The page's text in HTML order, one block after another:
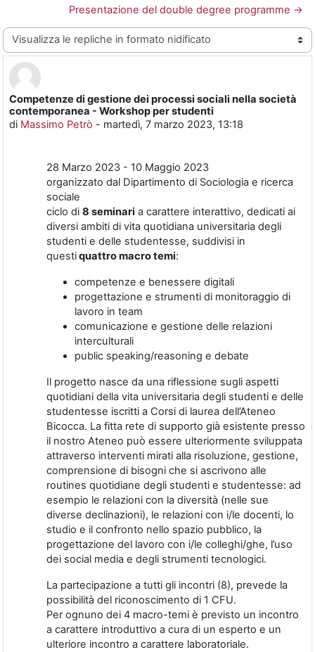
Presentazione del double degree programme →
Modalità visualizzazione
Competenze di gestione dei processi sociali nella società
contemporanea - Workshop per studenti
di Massimo Petrò - martedì, 7 marzo 2023, 13:18
Numero di risposte: 0
28 Marzo 2023 - 10 Maggio 2023
organizzato dal Dipartimento di Sociologia e ricerca
sociale
ciclo di 8 seminari a carattere interattivo, dedicati ai
diversi ambiti di vita quotidiana universitaria degli
studenti e delle studentesse, suddivisi in
questiquattro macro temi:
competenze e benessere digitali
progettazione e strumenti di monitoraggio di
lavoro in team
comunicazione e gestione delle relazioni
interculturali
public speaking/reasoning e debate
Il progetto nasce da una riflessione sugli aspetti
quotidiani della vita universitaria degli studenti e delle
studentesse iscritti a Corsi di laurea dell’Ateneo
Bicocca. La fitta rete di supporto già esistente presso
il nostro Ateneo può essere ulteriormente sviluppata
attraverso interventi mirati alla risoluzione, gestione,
comprensione di bisogni che si ascrivono alle
routines quotidiane degli studenti e studentesse: ad
esempio le relazioni con la diversità (nelle sue
diverse declinazioni), le relazioni con i/le docenti, lo
studio e il confronto nello spazio pubblico, la
progettazione del lavoro con i/le colleghi/ghe, l’uso
dei social media e degli strumenti tecnologici.
La partecipazione a tutti gli incontri (8), prevede la
possibilità del riconoscimento di 1 CFU.
Per ognuno dei 4 macro-temi è previsto un incontro
a carattere introduttivo a cura di un esperto e un
ulteriore incontro a carattere laboratoriale.